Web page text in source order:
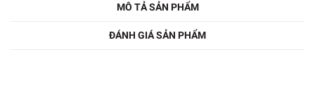
MÔ TẢ SẢN PHẨM
ĐÁNH GIÁ SẢN PHẨM